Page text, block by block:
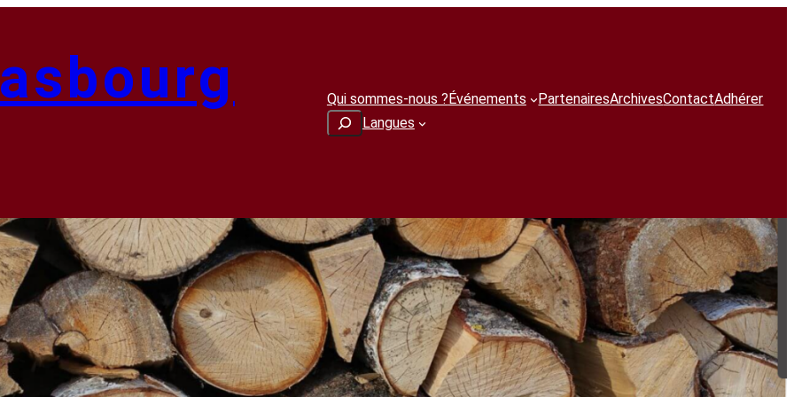
Qui sommes-nous ?Événements PartenairesArchivesContactAdhérer
Rechercher
Langues